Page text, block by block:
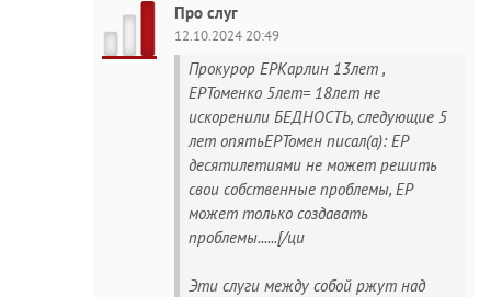
Про слуг
12.10.2024 20:49
Прокурор ЕРКарлин 13лет ,
ЕРТоменко 5лет= 18лет не
искоренили БЕДНОСТЬ, следующие 5
лет опятьЕРТомен писал(а): ЕР
десятилетиями не может решить
свои собственные проблемы, ЕР
может только создавать
проблемы......[/ци
Эти слуги между собой ржут над